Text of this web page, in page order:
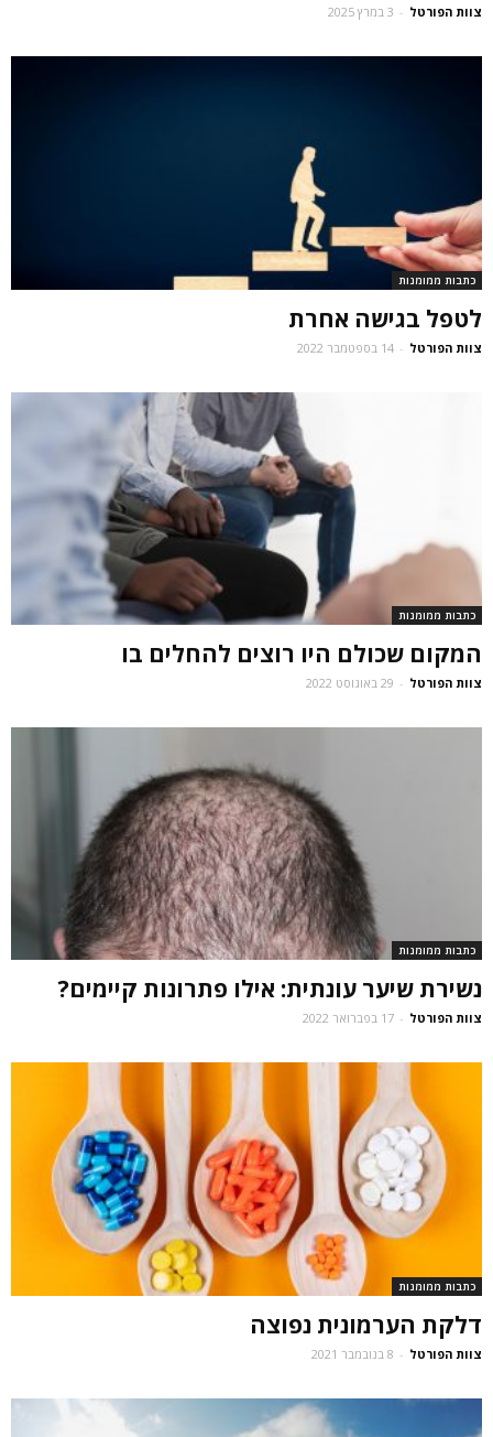
צוות הפורטל - 3 במרץ 2025
כתבות ממומנות
לטפל בגישה אחרת
צוות הפורטל - 14 בספטמבר 2022
כתבות ממומנות
המקום שכולם היו רוצים להחלים בו
צוות הפורטל - 29 באוגוסט 2022
כתבות ממומנות
נשירת שיער עונתית: אילו פתרונות קיימים?
צוות הפורטל - 17 בפברואר 2022
כתבות ממומנות
דלקת הערמונית נפוצה
צוות הפורטל - 8 בנובמבר 2021